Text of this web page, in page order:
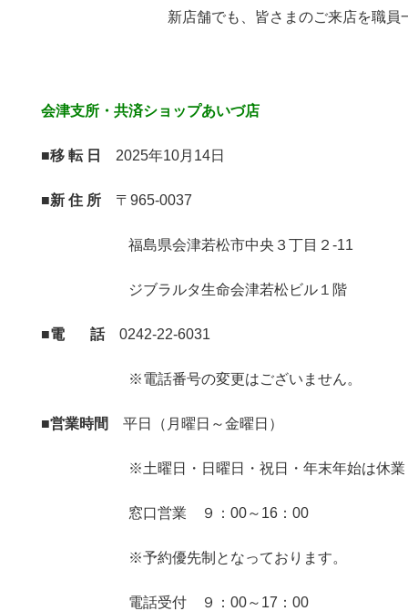
新店舗でも、皆さまのご来店を職員
会津支所・共済ショップあいづ店
■移 転 日 2025年10月14日
■新 住 所 〒965-0037
福島県会津若松市中央３丁目２-11
ジブラルタ生命会津若松ビル１階
■電 話0242-22-6031
※電話番号の変更はございません。
■営業時間 平日（月曜日～金曜日）
※土曜日・日曜日・祝日・年末年始は休業
窓口営業 ９：00～16：00
※予約優先制となっております。
電話受付 ９：00～17：00